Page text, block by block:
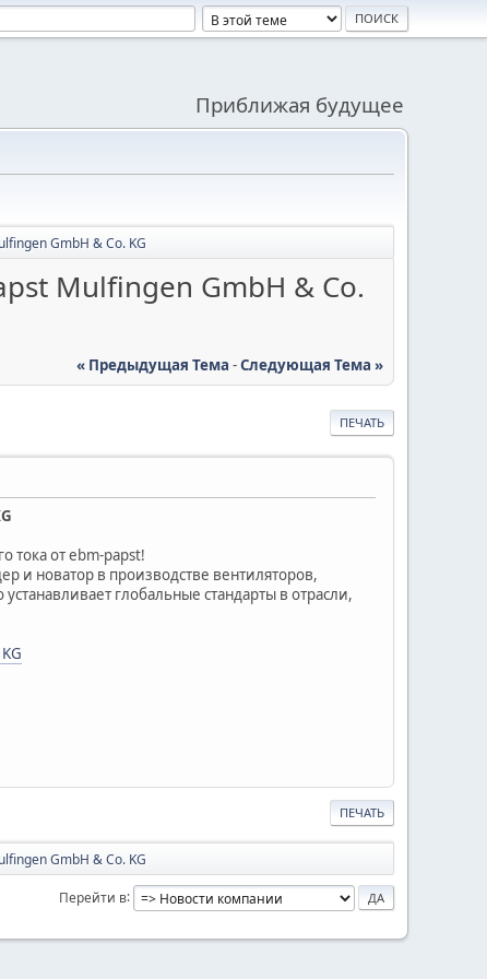
Приближая будущее
GmbH & Co. KG
Mulfingen GmbH & Co.
« Предыдущая Тема -Следующая Тема »
ПЕЧАТЬ
тока от ebm-papst!
и новатор в производстве вентиляторов,
глобальные стандарты в отрасли,
ПЕЧАТЬ
GmbH & Co. KG
Перейти в